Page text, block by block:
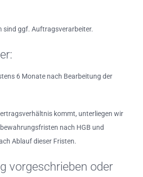
sind ggf. Auftragsverarbeiter.
6 Monate nach Bearbeitung der
kommt, unterliegen wir
nach HGB und
Ablauf dieser Fristen.
vorgeschrieben oder